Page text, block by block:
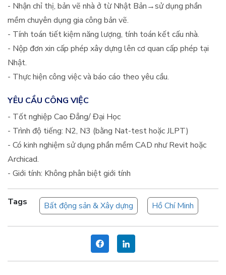
- Nhận chỉ thị, bản vẽ nhà ở từ Nhật Bản→sử dụng phần
mềm chuyên dụng gia công bản vẽ.
- Tính toán tiết kiệm năng lượng, tính toán kết cấu nhà.
- Nộp đơn xin cấp phép xây dựng lên cơ quan cấp phép tại
Nhật.
- Thực hiện công việc và báo cáo theo yêu cầu.
YÊU CẦU CÔNG VIỆC
- Tốt nghiệp Cao Đẳng/ Đại Học
- Trình độ tiếng: N2, N3 (bằng Nat-test hoặc JLPT)
- Có kinh nghiệm sử dụng phần mềm CAD như Revit hoặc
Archicad.
- Giới tính: Không phân biệt giới tính
Tags Bất động sản & Xây dựng Hồ Chí Minh